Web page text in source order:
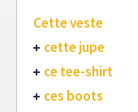
Cette veste
cette jupe
ce tee-shirt
ces boots